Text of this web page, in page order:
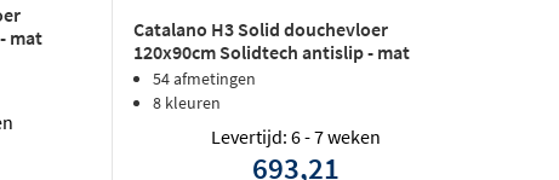
mat
Catalano H3 Solid douchevloer
120x90cm Solidtech antislip - mat
cemento
54 afmetingen
8 kleuren
Levertijd: 6 - 7 weken
693,21